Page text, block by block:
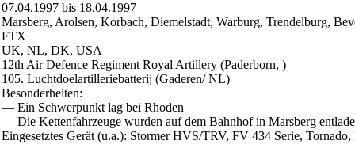
07.04.1997 bis 18.04.1997
Marsberg, Arolsen, Korbach, Diemelstadt, Warburg, Trendelburg,
FTX
UK, NL, DK, USA
12th Air Defence Regiment Royal Artillery (Paderborn, )
105. Luchtdoelartilleriebatterij (Gaderen/ NL)
Besonderheiten:
— Ein Schwerpunkt lag bei Rhoden
— Die Kettenfahrzeuge wurden auf dem Bahnhof in Marsberg
Eingesetztes Gerät (u.a.): Stormer HVS/TRV, FV 434 Serie,